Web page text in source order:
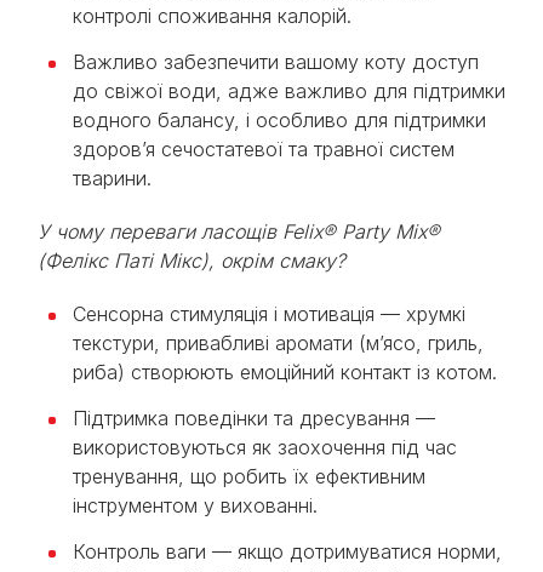
контролі споживання калорій.
Важливо забезпечити вашому коту доступ
до свіжої води, адже важливо для підтримки
водного балансу, і особливо для підтримки
здоров’я сечостатевої та травної систем
тварини.
У чому переваги ласощів Felix® Party Mix®
(Фелікс Паті Мікс), окрім смаку?
Сенсорна стимуляція і мотивація — хрумкі
текстури, привабливі аромати (м’ясо, гриль,
риба) створюють емоційний контакт із котом.
Підтримка поведінки та дресування —
використовуються як заохочення під час
тренування, що робить їх ефективним
інструментом у вихованні.
Контроль ваги — якщо дотримуватися норми,